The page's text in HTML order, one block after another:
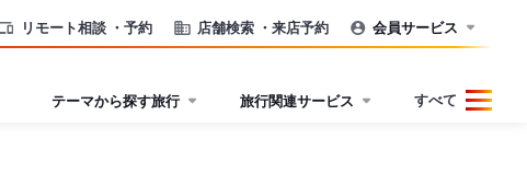
リモート相談 ・予約 店舗検索 ・来店予約 会員サービス
テーマから探す旅行 旅行関連サービス すべて